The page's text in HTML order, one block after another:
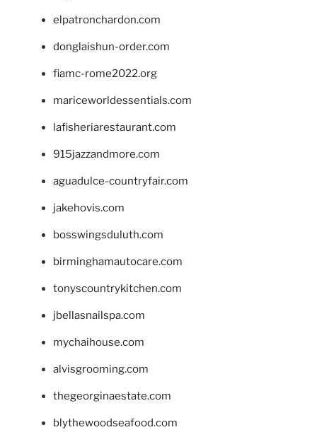
elpatronchardon.com
donglaishun-order.com
fiamc-rome2022.org
mariceworldessentials.com
lafisheriarestaurant.com
915jazzandmore.com
aguadulce-countryfair.com
jakehovis.com
bosswingsduluth.com
birminghamautocare.com
tonyscountrykitchen.com
jbellasnailspa.com
mychaihouse.com
alvisgrooming.com
thegeorginaestate.com
blythewoodseafood.com